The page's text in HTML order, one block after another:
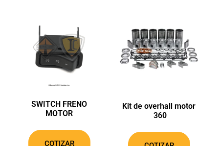
SWITCH FRENO
MOTOR
COTIZAR
Kit de overhall motor
360